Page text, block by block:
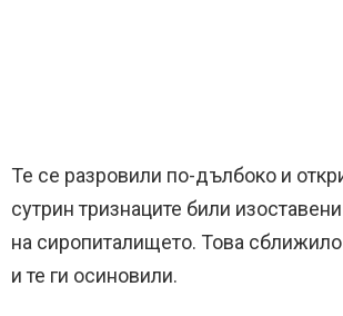
Те се разровили по-дълбоко и
сутрин тризнаците били
на сиропиталището. Това
и те ги осиновили.